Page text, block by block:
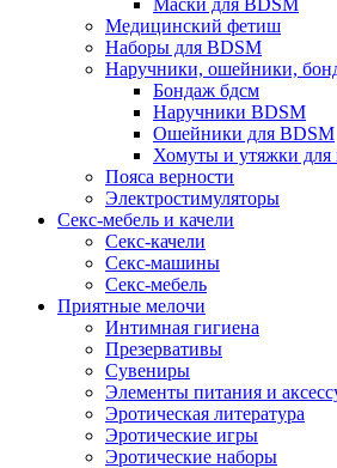
Маски для BDSM
Медицинский фетиш
Наборы для BDSM
Наручники, ошейники,
Бондаж бдсм
Наручники BDSM
Ошейники для BDSM
Хомуты и утяжки для
Пояса верности
Электростимуляторы
Секс-мебель и качели
Секс-качели
Секс-машины
Секс-мебель
Приятные мелочи
Интимная гигиена
Презервативы
Сувениры
Элементы питания и
Эротическая литература
Эротические игры
Эротические наборы